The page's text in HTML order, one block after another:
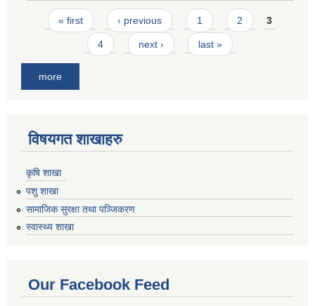
Pages
« first ‹ previous 1 2 3
4 next › last »
more
विषयगत शाखाहरु
कृषि शाखा
पशु शाखा
सामाजिक सुरक्षा तथा पञ्जिकरण
स्वास्थ्य शाखा
Our Facebook Feed